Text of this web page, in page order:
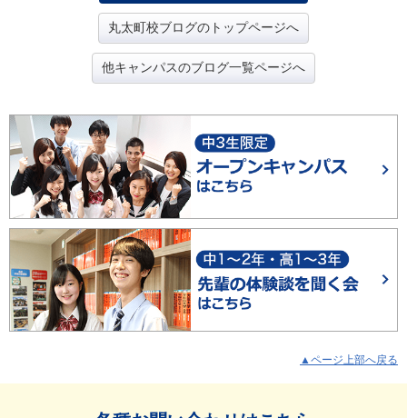
丸太町校ブログのトップページへ
他キャンパスのブログ一覧ページへ
▲ページ上部へ戻る